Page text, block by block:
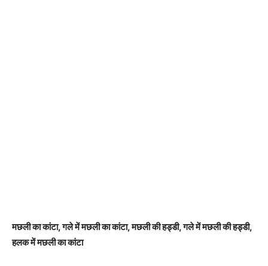
मछली का कांटा, गले में मछली का कांटा, मछली की हड्डी, गले में मछली की हड्डी,
हलक में मछली का कांटा